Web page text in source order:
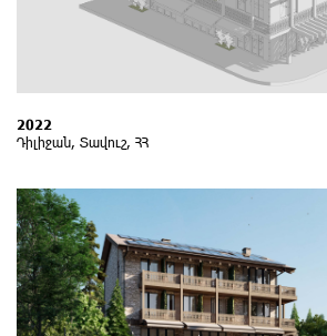
2022
Դիլիջան, Տավուշ, ՀՀ